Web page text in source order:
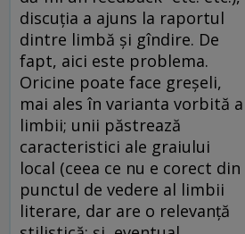
discuţia a ajuns la raportul
dintre limbă şi gîndire. De
fapt, aici este problema.
Oricine poate face greşeli,
mai ales în varianta vorbită a
limbii; unii păstrează
caracteristici ale graiului
local (ceea ce nu e corect din
punctul de vedere al limbii
literare, dar are o relevanţă